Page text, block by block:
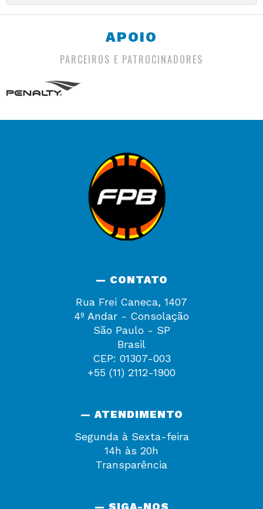
APOIO
PARCEIROS E PATROCINADORES
— CONTATO
Rua Frei Caneca, 1407
4º Andar - Consolação
São Paulo - SP
Brasil
CEP: 01307-003
+55 (11) 2112-1900
— ATENDIMENTO
Segunda à Sexta-feira
14h às 20h
Transparência
— SIGA-NOS